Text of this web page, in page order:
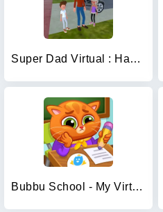
Super Dad Virtual : Happy Game
Bubbu School - My Virtual Pets